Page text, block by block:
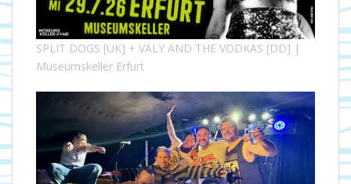
SPLIT DOGS [UK] + VALY AND THE VODKAS [DD] |
Museumskeller Erfurt